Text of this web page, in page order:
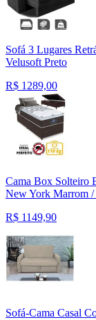
Sofá 3 Lugares
Velusoft Preto
R$ 1289,00
Cama Box Solteiro
New York Marrom
R$ 1149,90
Sofá-Cama Casal